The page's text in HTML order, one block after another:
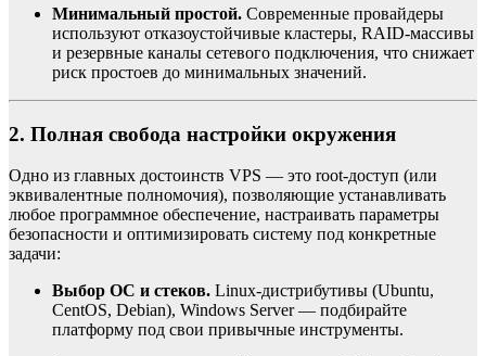
Минимальный простой. Современные провайдеры
используют отказоустойчивые кластеры, RAID-массивы
и резервные каналы сетевого подключения, что снижает
риск простоев до минимальных значений.
2. Полная свобода настройки окружения
Одно из главных достоинств VPS — это root-доступ (или
эквивалентные полномочия), позволяющие устанавливать
любое программное обеспечение, настраивать параметры
безопасности и оптимизировать систему под конкретные
задачи:
Выбор ОС и стеков. Linux-дистрибутивы (Ubuntu,
CentOS, Debian), Windows Server — подбирайте
платформу под свои привычные инструменты.